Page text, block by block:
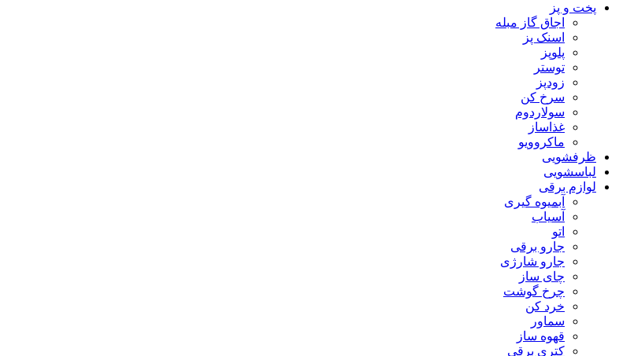
پخت و پز
اجاق گاز مبله
اسنک پز
پلوپز
توستر
زودپز
سرخ کن
سولاردوم
غذاساز
ماکروویو
ظرفشویی
لباسشویی
لوازم برقی
آبمیوه گیری
آسیاب
اتو
جارو برقی
جارو شارژی
چای ساز
چرخ گوشت
خرد کن
سماور
قهوه ساز
کتری برقی